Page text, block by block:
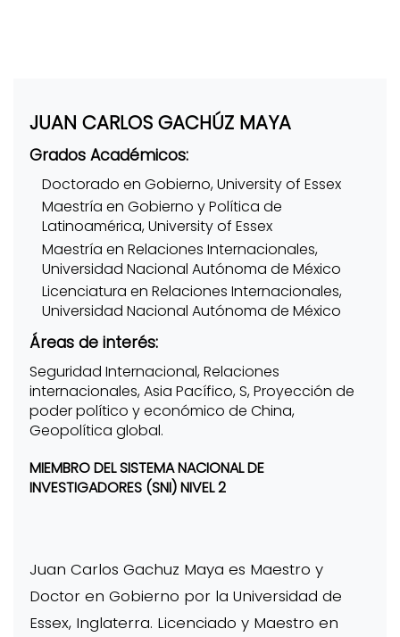
JUAN CARLOS GACHÚZ MAYA
Grados Académicos:
Doctorado en Gobierno, University of Essex
Maestría en Gobierno y Política de
Latinoamérica, University of Essex
Maestría en Relaciones Internacionales,
Universidad Nacional Autónoma de México
Licenciatura en Relaciones Internacionales,
Universidad Nacional Autónoma de México
Áreas de interés:
Seguridad Internacional, Relaciones
internacionales, Asia Pacífico, S, Proyección de
poder político y económico de China,
Geopolítica global.
MIEMBRO DEL SISTEMA NACIONAL DE
INVESTIGADORES (SNI) NIVEL 2
Juan Carlos Gachuz Maya es Maestro y
Doctor en Gobierno por la Universidad de
Essex, Inglaterra. Licenciado y Maestro en